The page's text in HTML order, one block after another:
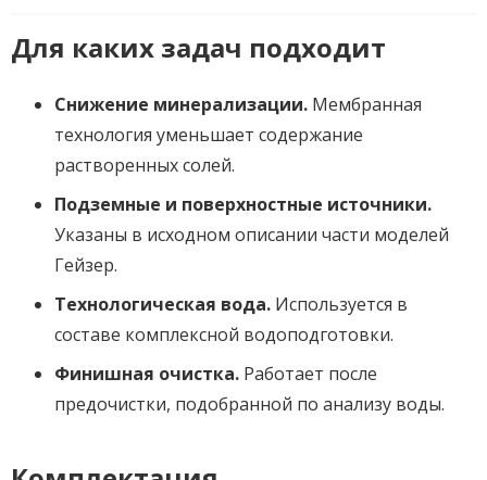
Для каких задач подходит
Снижение минерализации. Мембранная
технология уменьшает содержание
растворенных солей.
Подземные и поверхностные источники.
Указаны в исходном описании части моделей
Гейзер.
Технологическая вода. Используется в
составе комплексной водоподготовки.
Финишная очистка. Работает после
предочистки, подобранной по анализу воды.